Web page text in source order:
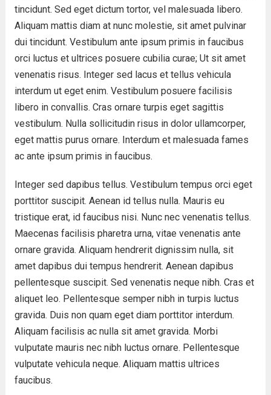
tincidunt. Sed eget dictum tortor, vel malesuada libero.
Aliquam mattis diam at nunc molestie, sit amet pulvinar
dui tincidunt. Vestibulum ante ipsum primis in faucibus
orci luctus et ultrices posuere cubilia curae; Ut sit amet
venenatis risus. Integer sed lacus et tellus vehicula
interdum ut eget enim. Vestibulum posuere facilisis
libero in convallis. Cras ornare turpis eget sagittis
vestibulum. Nulla sollicitudin risus in dolor ullamcorper,
eget mattis purus ornare. Interdum et malesuada fames
ac ante ipsum primis in faucibus.
Integer sed dapibus tellus. Vestibulum tempus orci eget
porttitor suscipit. Aenean id tellus nulla. Mauris eu
tristique erat, id faucibus nisi. Nunc nec venenatis tellus.
Maecenas facilisis pharetra urna, vitae venenatis ante
ornare gravida. Aliquam hendrerit dignissim nulla, sit
amet dapibus dui tempus hendrerit. Aenean dapibus
pellentesque suscipit. Sed venenatis neque nibh. Cras et
aliquet leo. Pellentesque semper nibh in turpis luctus
gravida. Duis non quam eget diam porttitor interdum.
Aliquam facilisis ac nulla sit amet gravida. Morbi
vulputate mauris nec nibh luctus ornare. Pellentesque
vulputate vehicula neque. Aliquam mattis ultrices
faucibus.